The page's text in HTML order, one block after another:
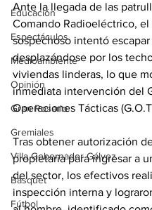
Educación
Espectáculos
Medioambiente
Opinión
Gran Rosario
Gremiales
Villa Gobernador Gálvez
Básquet
Fútbol
Ante la llegada de las
Comando Radioeléctrico, el
sospechoso intentó escapar
desplazándose por los
viviendas linderas, lo que
inmediata intervención del
Operaciones Tácticas
Tras obtener autorización
propietaria para ingresar a
del sector, los efectivos
inspección interna y